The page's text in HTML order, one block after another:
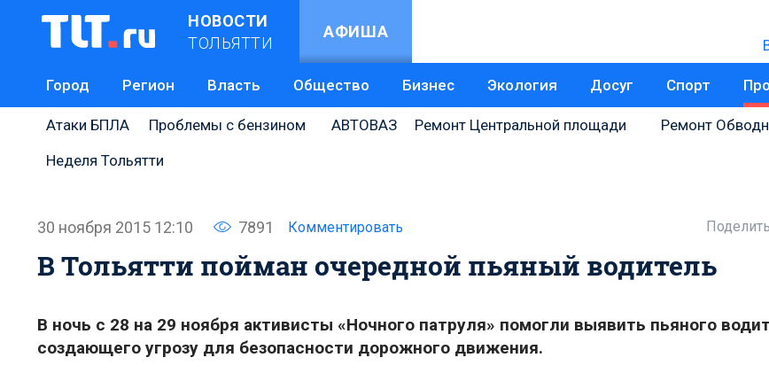
НОВОСТИ
ТОЛЬЯТТИ
АФИША
Город Регион Власть Общество Бизнес Экология Досуг Спорт
Атаки БПЛА Проблемы с бензином АВТОВАЗ Ремонт Центральной площади Ремонт
Неделя Тольятти
30 ноября 2015 12:10 7891 Комментировать
В Тольятти пойман очередной пьяный водитель
В ночь с 28 на 29 ноября активисты «Ночного патруля» помогли выявить пьяного
создающего угрозу для безопасности дорожного движения.